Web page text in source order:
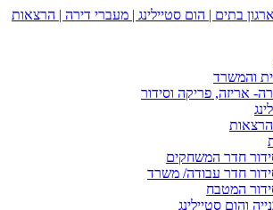
והמשרד
אריזה, פריקה וסידור
חדר המשחקים
חדר עבודה/ משרד
המטבח
והום סטיילינג